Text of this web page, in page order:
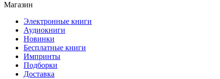
Магазин
Электронные книги
Аудиокниги
Новинки
Бесплатные книги
Импринты
Подборки
Доставка